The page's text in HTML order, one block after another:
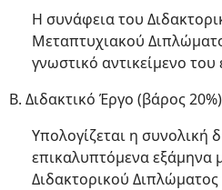
Η συνάφεια του
Μεταπτυχιακού
γνωστικό αντικείμενο
Β. Διδακτικό Έργο (βάρος 20%)
Υπολογίζεται η συνολική
επικαλυπτόμενα εξάμηνα
Διδακτορικού